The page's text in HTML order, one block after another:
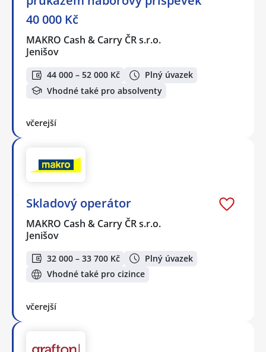
40 000 Kč
MAKRO Cash & Carry ČR s.r.o.
Jenišov
44 000 – 52 000 Kč
Plný úvazek
Vhodné také pro absolventy
včerejší
Skladový operátor
MAKRO Cash & Carry ČR s.r.o.
Jenišov
32 000 – 33 700 Kč
Plný úvazek
Vhodné také pro cizince
včerejší